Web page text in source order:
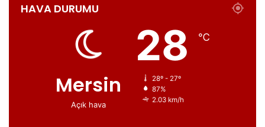
HAVA DURUMU
Mersin
Açık hava
28 ℃
28º - 27º
87%
2.03 km/h